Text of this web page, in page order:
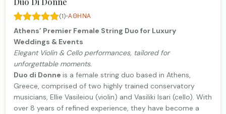
(1)·ΑΘΉΝΑ
Athens’ Premier Female String Duo for Luxury
Weddings & Events
Elegant Violin & Cello performances, tailored for
unforgettable moments.
Duo di Donne is a female string duo based in Athens,
Greece, comprised of two highly trained conservatory
musicians, Ellie Vasileiou (violin) and Vasiliki Isari (cello). With
over 8 years of refined experience, they have become a